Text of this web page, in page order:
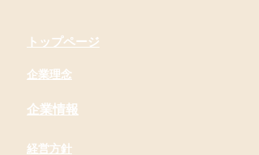
​トップページ
​企業理念
​企業情報
​経営方針